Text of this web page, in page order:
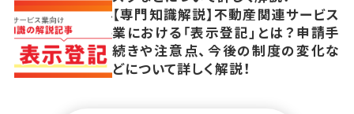
【専門知識解説】不動産関連サービス
業における「表示登記」とは？申請手
続きや注意点、今後の制度の変化な
どについて詳しく解説！